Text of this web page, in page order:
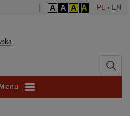
A A A A PL • EN
Politechnika
Menu